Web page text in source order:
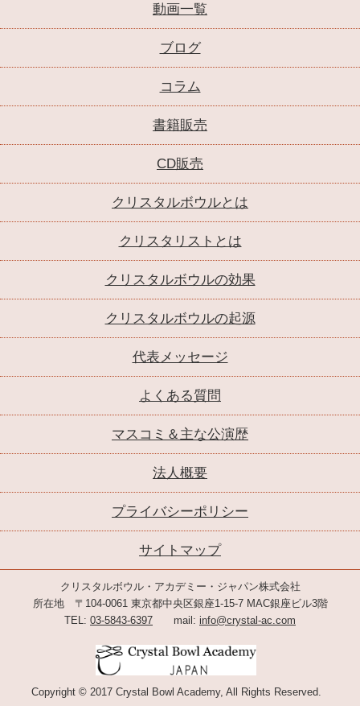
動画一覧
ブログ
コラム
書籍販売
CD販売
クリスタルボウルとは
クリスタリストとは
クリスタルボウルの効果
クリスタルボウルの起源
代表メッセージ
よくある質問
マスコミ＆主な公演歴
法人概要
プライバシーポリシー
サイトマップ
クリスタルボウル・アカデミー・ジャパン株式会社
所在地 〒104-0061 東京都中央区銀座1-15-7 MAC銀座ビル3階
TEL: 03-5843-6397 mail: info@crystal-ac.com
Copyright © 2017 Crystal Bowl Academy, All Rights Reserved.